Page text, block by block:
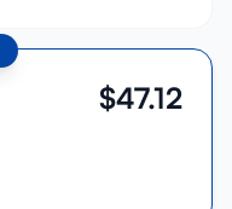
$47.12